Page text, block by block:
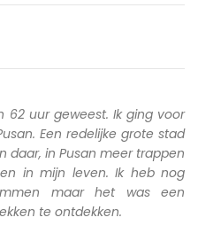
62 uur geweest. Ik ging voor
Een redelijke grote stad
daar, in Pusan meer trappen
in mijn leven. Ik heb nog
maar het was een
te ontdekken.